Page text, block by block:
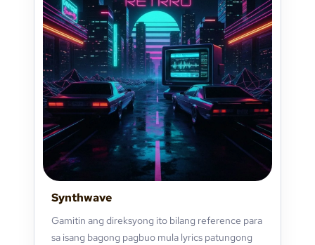
Synthwave
Gamitin ang direksyong ito bilang reference para
sa isang bagong pagbuo mula lyrics patungong